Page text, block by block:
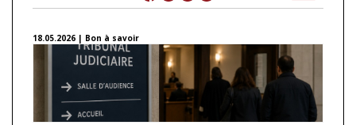
18.05.2026 | Bon à savoir